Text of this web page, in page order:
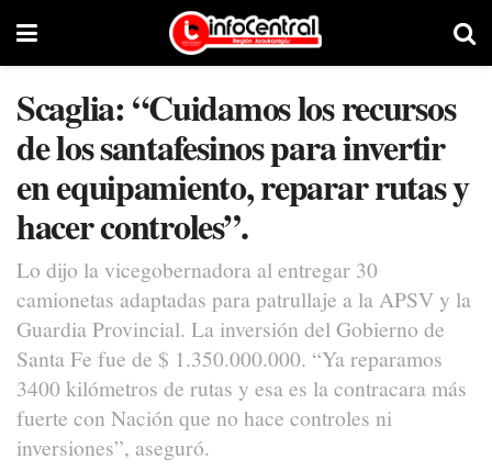
Scaglia: “Cuidamos los recursos
de los santafesinos para invertir
en equipamiento, reparar rutas y
hacer controles”.
Lo dijo la vicegobernadora al entregar 30
camionetas adaptadas para patrullaje a la APSV y la
Guardia Provincial. La inversión del Gobierno de
Santa Fe fue de $ 1.350.000.000. “Ya reparamos
3400 kilómetros de rutas y esa es la contracara más
fuerte con Nación que no hace controles ni
inversiones”, aseguró.